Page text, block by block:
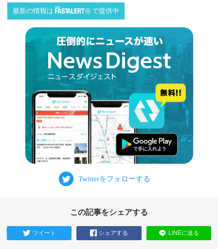
最新の情報は で提供中
この記事をシェアする
ツイート シェアする LINEに送る